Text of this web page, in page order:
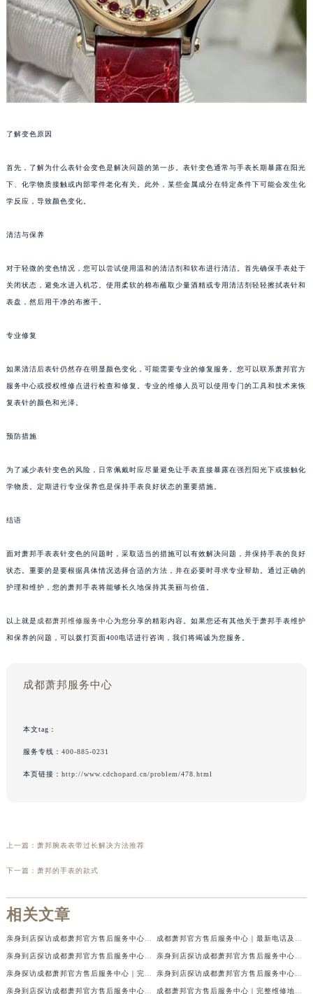
了解变色原因
首先，了解为什么表针会变色是解决问题的第一步。表针变色通常与手表长期暴露在阳光
下、化学物质接触或内部零件老化有关。此外，某些金属成分在特定条件下可能会发生化
学反应，导致颜色变化。
清洁与保养
对于轻微的变色情况，您可以尝试使用温和的清洁剂和软布进行清洁。首先确保手表处于
关闭状态，避免水进入机芯。使用柔软的棉布蘸取少量酒精或专用清洁剂轻轻擦拭表针和
表盘，然后用干净的布擦干。
专业修复
如果清洁后表针仍然存在明显颜色变化，可能需要专业的修复服务。您可以联系萧邦官方
服务中心或授权维修点进行检查和修复。专业的维修人员可以使用专门的工具和技术来恢
复表针的颜色和光泽。
预防措施
为了减少表针变色的风险，日常佩戴时应尽量避免让手表直接暴露在强烈阳光下或接触化
学物质。定期进行专业保养也是保持手表良好状态的重要措施。
结语
面对萧邦手表表针变色的问题时，采取适当的措施可以有效解决问题，并保持手表的良好
状态。重要的是要根据具体情况选择合适的方法，并在必要时寻求专业帮助。通过正确的
护理和维护，您的萧邦手表将能够长久地保持其美丽与价值。
以上就是 成都萧邦维修服务中心为您分享的精彩内容。如果您还有其他关于萧邦手表维护
和保养的问题，可以拨打页面400电话进行咨询，我们将竭诚为您服务。
成都萧邦服务中心
本文tag：
服务专线： 400-885-0231
本页链接： http://www.cdchopard.cn/problem/478.html
上一篇： 萧邦腕表表带过长解决方法推荐
下一篇： 萧邦的手表的款式
相关文章